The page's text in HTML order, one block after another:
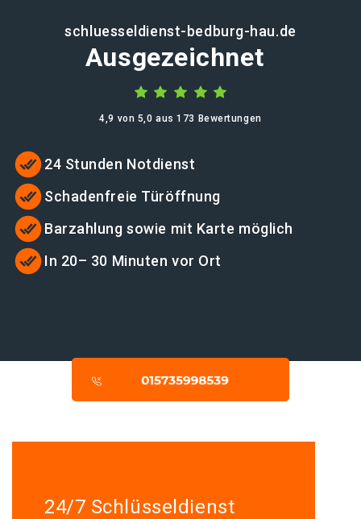
schluesseldienst-bedburg-hau.de
Ausgezeichnet
4,9 von 5,0 aus 173 Bewertungen
24 Stunden Notdienst
Schadenfreie Türöffnung
Barzahlung sowie mit Karte möglich
In 20– 30 Minuten vor Ort
24/7 Schlüsseldienst